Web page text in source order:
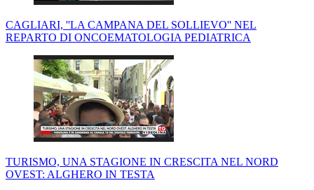
CAGLIARI, ''LA CAMPANA DEL SOLLIEVO'' NEL
REPARTO DI ONCOEMATOLOGIA PEDIATRICA
TURISMO, UNA STAGIONE IN CRESCITA NEL NORD
OVEST: ALGHERO IN TESTA